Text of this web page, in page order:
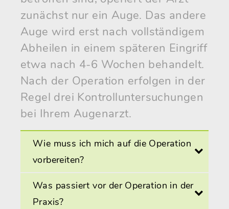
zunächst nur ein Auge. Das andere
Auge wird erst nach vollständigem
Abheilen in einem späteren Eingriff
etwa nach 4-6 Wochen behandelt.
Nach der Operation erfolgen in der
Regel drei Kontrolluntersuchungen
bei Ihrem Augenarzt.
Wie muss ich mich auf die Operation
vorbereiten?
Was passiert vor der Operation in der
Praxis?